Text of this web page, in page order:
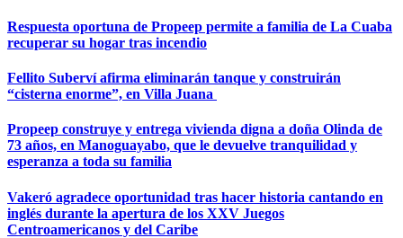
Respuesta oportuna de Propeep permite a familia de La Cuaba
recuperar su hogar tras incendio
Fellito Suberví afirma eliminarán tanque y construirán
“cisterna enorme”, en Villa Juana
Propeep construye y entrega vivienda digna a doña Olinda de
73 años, en Manoguayabo, que le devuelve tranquilidad y
esperanza a toda su familia
Vakeró agradece oportunidad tras hacer historia cantando en
inglés durante la apertura de los XXV Juegos
Centroamericanos y del Caribe